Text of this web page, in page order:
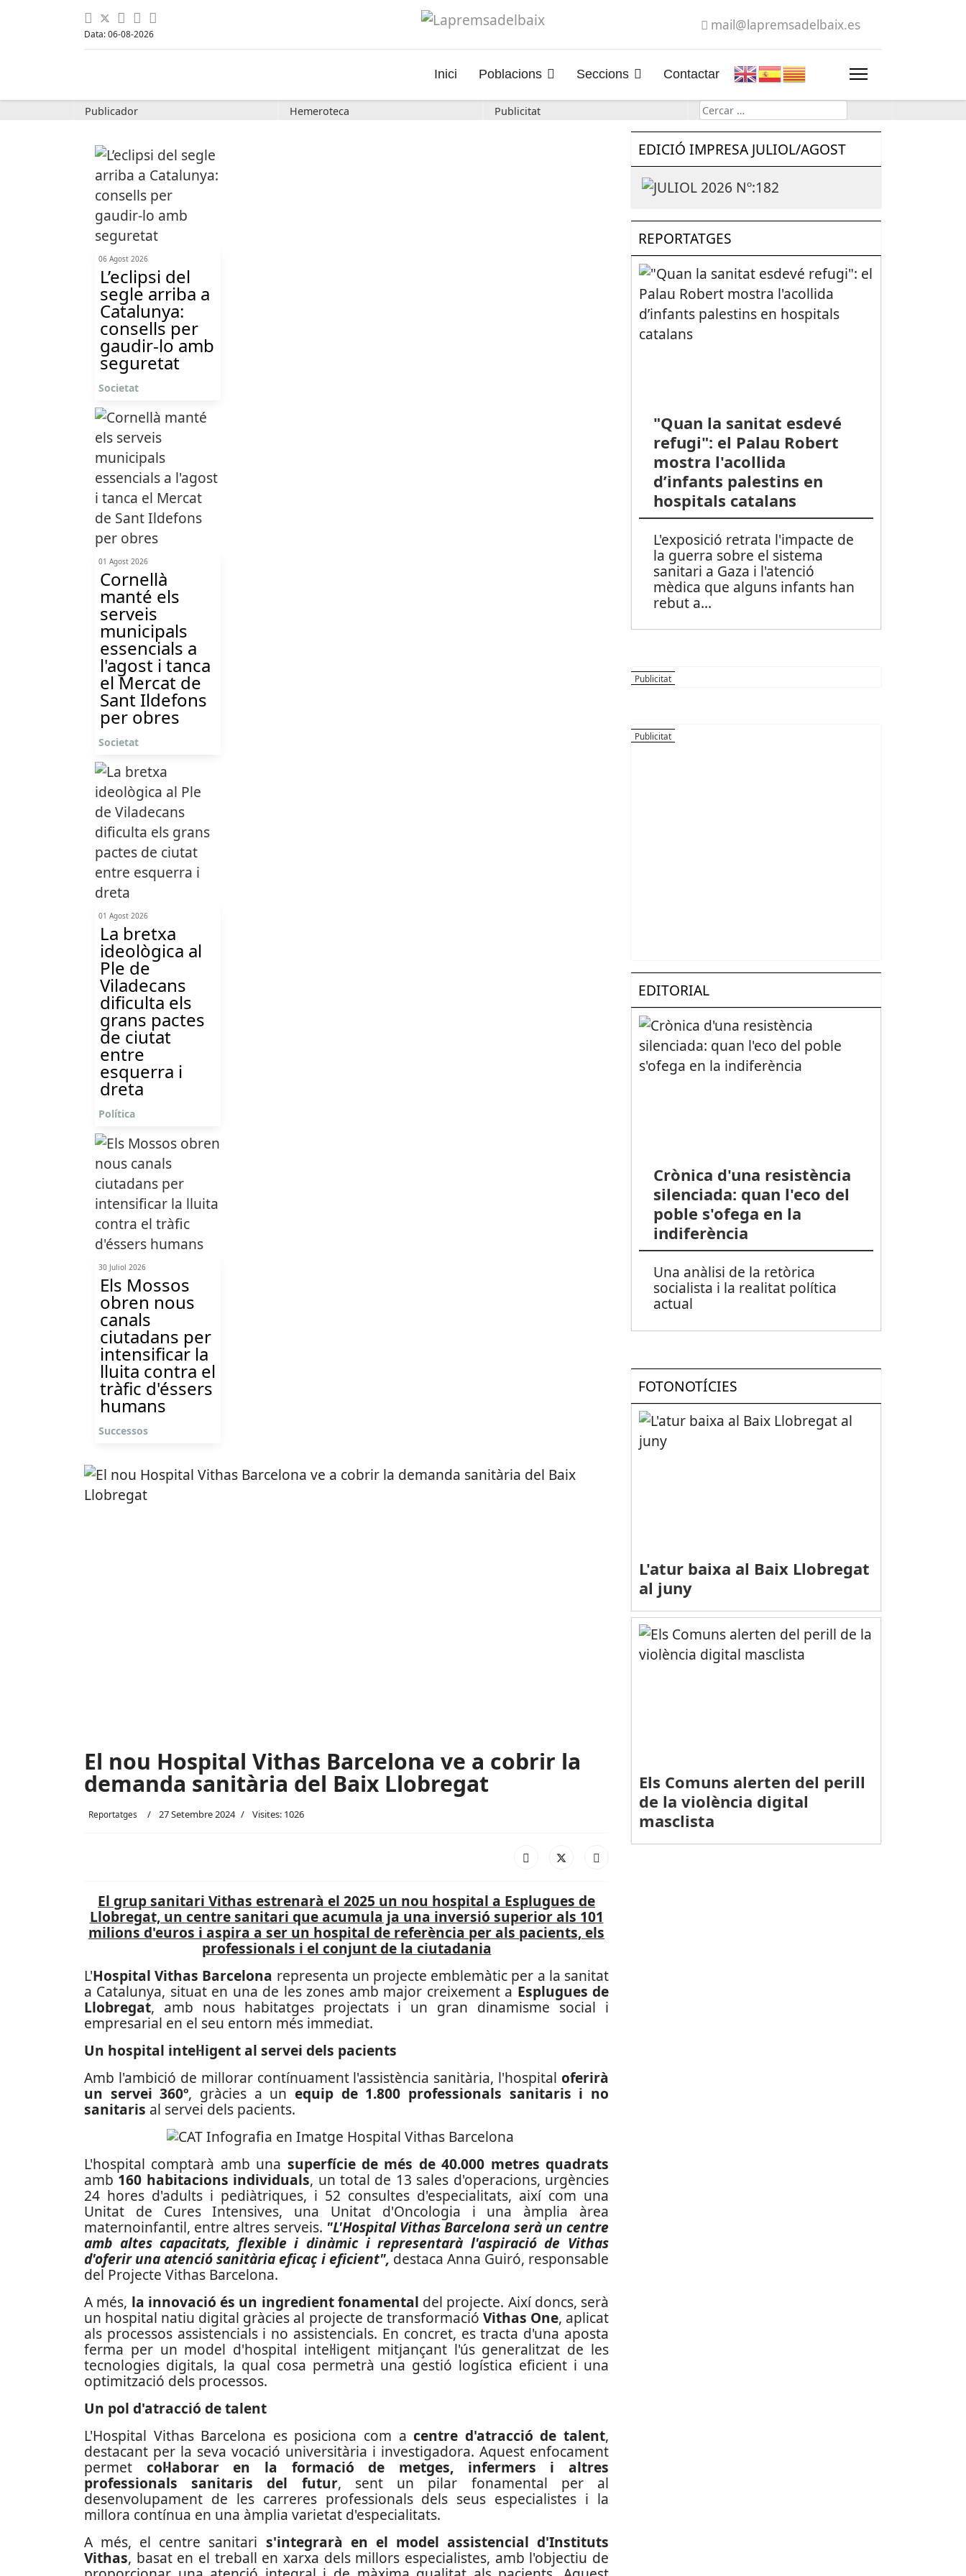
Data: 06-08-2026
mail@lapremsadelbaix.es
Inici Poblacions Seccions Contactar
Publicador Hemeroteca Publicitat Cerca
06 Agost 2026
L’eclipsi del
segle arriba a
Catalunya:
consells per
gaudir-lo amb
seguretat
Societat
01 Agost 2026
Cornellà
manté els
serveis
municipals
essencials a
l'agost i tanca
el Mercat de
Sant Ildefons
per obres
Societat
01 Agost 2026
La bretxa
ideològica al
Ple de
Viladecans
dificulta els
grans pactes
de ciutat
entre
esquerra i
dreta
Política
30 Juliol 2026
Els Mossos
obren nous
canals
ciutadans per
intensificar la
lluita contra el
tràfic d'éssers
humans
Successos
El nou Hospital Vithas Barcelona ve a cobrir la
demanda sanitària del Baix Llobregat
Reportatges 27 Setembre 2024 Visites: 1026
El grup sanitari Vithas estrenarà el 2025 un nou hospital a Esplugues de
Llobregat, un centre sanitari que acumula ja una inversió superior als 101
milions d'euros i aspira a ser un hospital de referència per als pacients, els
professionals i el conjunt de la ciutadania
L'Hospital Vithas Barcelona representa un projecte emblemàtic per a la sanitat
a Catalunya, situat en una de les zones amb major creixement a Esplugues de
Llobregat, amb nous habitatges projectats i un gran dinamisme social i
empresarial en el seu entorn més immediat.
Un hospital intel·ligental servei dels pacients
Amb l'ambició de millorar contínuament l'assistència sanitària, l'hospital oferirà
un servei 360º, gràcies a unequip de 1.800 professionals sanitaris i no
sanitaris al servei dels pacients.
L'hospital comptarà amb una superfície de més de 40.000 metres quadrats
amb 160 habitacions individuals, un total de 13 sales d'operacions, urgències
24 hores d'adults i pediàtriques, i 52 consultes d'especialitats, així com una
Unitat de Cures Intensives, una Unitat d'Oncologia i una àmplia àrea
maternoinfantil, entre altres serveis. "L'Hospital Vithas Barcelona serà un centre
amb altes capacitats, flexible i dinàmic i representarà l'aspiració de Vithas
d'oferir una atenció sanitària eficaç i eficient", destaca Anna Guiró, responsable
del Projecte Vithas Barcelona.
A més, la innovació és un ingredient fonamental del projecte. Així doncs, serà
un hospital natiu digital gràcies al projecte de transformació Vithas One, aplicat
als processos assistencials i no assistencials. En concret, es tracta d'una aposta
ferma per un model d'hospital intel·ligent mitjançant l'ús generalitzat de les
tecnologies digitals, la qual cosa permetrà una gestió logística eficient i una
optimització dels processos.
Un pol d'atracció de talent
L'Hospital Vithas Barcelona es posiciona com acentre d'atracció de talent,
destacant per la seva vocació universitària i investigadora. Aquest enfocament
permet col·laborar en la formació de metges, infermers i altres
professionals sanitaris del futur, sent un pilar fonamental per al
desenvolupament de les carreres professionals dels seus especialistes i la
millora contínua en una àmplia varietat d'especialitats.
A més, el centre sanitari s'integrarà en el model assistencial d'Instituts
Vithas, basat en el treball en xarxa dels millors especialistes, amb l'objectiu de
EDICIÓ IMPRESA JULIOL/AGOST
REPORTATGES
"Quan la sanitat esdevé
refugi": el Palau Robert
mostra l'acollida
d’infants palestins en
hospitals catalans
L'exposició retrata l'impacte de
la guerra sobre el sistema
sanitari a Gaza i l'atenció
mèdica que alguns infants han
rebut a...
EDITORIAL
Crònica d'una resistència
silenciada: quan l'eco del
poble s'ofega en la
indiferència
Una anàlisi de la retòrica
socialista i la realitat política
actual
FOTONOTÍCIES
L'atur baixa al Baix Llobregat
al juny
Els Comuns alerten del perill
de la violència digital
masclista